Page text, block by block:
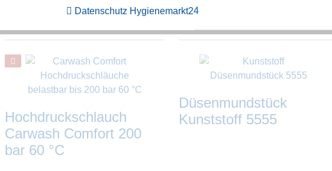
Hochdruckschlauch
Carwash Comfort 200
bar 60 °C
Düsenmundstück
Kunststoff 5555
Datenschutz Hygienemarkt24